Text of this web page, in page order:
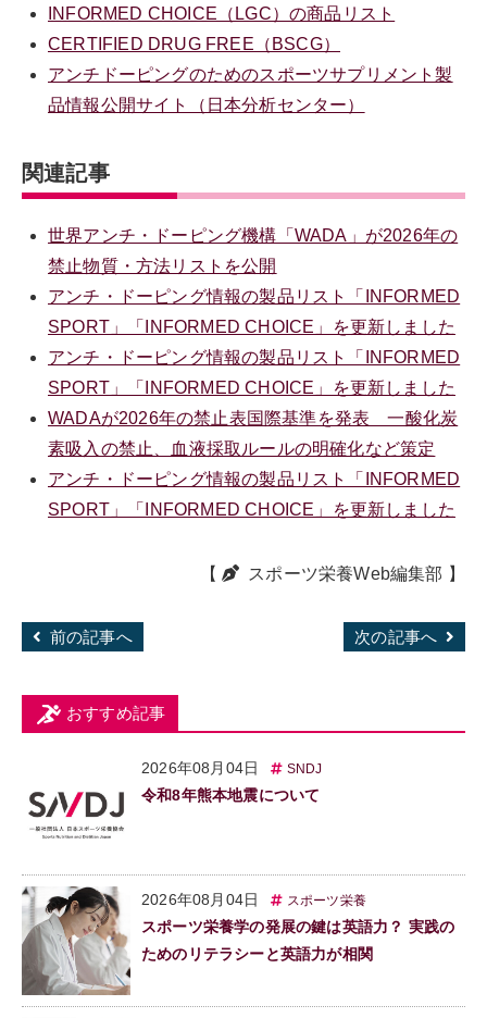
INFORMED CHOICE（LGC）の商品リスト
CERTIFIED DRUG FREE（BSCG）
アンチドーピングのためのスポーツサプリメント製
品情報公開サイト（日本分析センター）
関連記事
世界アンチ・ドーピング機構「WADA」が2026年の
禁止物質・方法リストを公開
アンチ・ドーピング情報の製品リスト「INFORMED
SPORT」「INFORMED CHOICE」を更新しました
アンチ・ドーピング情報の製品リスト「INFORMED
SPORT」「INFORMED CHOICE」を更新しました
WADAが2026年の禁止表国際基準を発表 一酸化炭
素吸入の禁止、血液採取ルールの明確化など策定
アンチ・ドーピング情報の製品リスト「INFORMED
SPORT」「INFORMED CHOICE」を更新しました
【 スポーツ栄養Web編集部 】
前の記事へ 次の記事へ
おすすめ記事
2026年08月04日 SNDJ
令和8年熊本地震について
2026年08月04日 スポーツ栄養
スポーツ栄養学の発展の鍵は英語力？ 実践の
ためのリテラシーと英語力が相関